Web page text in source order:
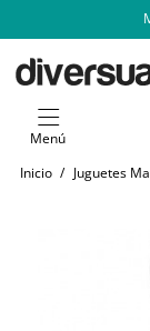
Menú
Inicio / Juguetes